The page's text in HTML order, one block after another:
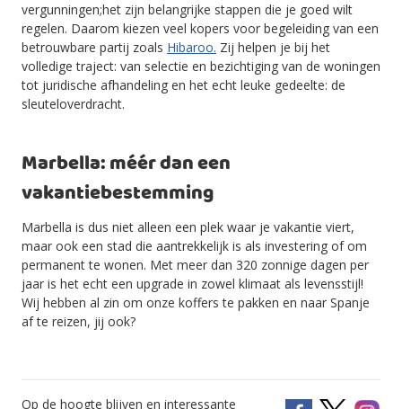
vergunningen;het zijn belangrijke stappen die je goed wilt
regelen. Daarom kiezen veel kopers voor begeleiding van een
betrouwbare partij zoals Hibaroo. Zij helpen je bij het
volledige traject: van selectie en bezichtiging van de woningen
tot juridische afhandeling en het echt leuke gedeelte: de
sleuteloverdracht.
Marbella: méér dan een
vakantiebestemming
Marbella is dus niet alleen een plek waar je vakantie viert,
maar ook een stad die aantrekkelijk is als investering of om
permanent te wonen. Met meer dan 320 zonnige dagen per
jaar is het echt een upgrade in zowel klimaat als levensstijl!
Wij hebben al zin om onze koffers te pakken en naar Spanje
af te reizen, jij ook?
Op de hoogte blijven en interessante